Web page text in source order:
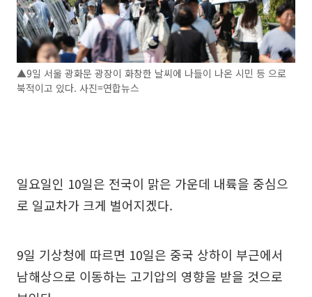
▲9일 서울 광화문 광장이 화창한 날씨에 나들이 나온 시민 등 으로
북적이고 있다. 사진=연합뉴스
일요일인 10일은 전국이 맑은 가운데 내륙을 중심으
로 일교차가 크게 벌어지겠다.
9일 기상청에 따르면 10일은 중국 상하이 부근에서
남해상으로 이동하는 고기압의 영향을 받을 것으로